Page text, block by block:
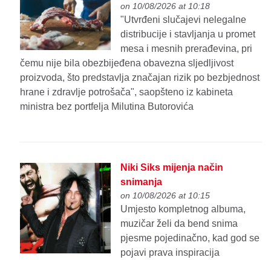
on 10/08/2026 at 10:18
"Utvrđeni slučajevi nelegalne
distribucije i stavljanja u promet
mesa i mesnih prerađevina, pri
čemu nije bila obezbijeđena obavezna sljedljivost
proizvoda, što predstavlja značajan rizik po bezbjednost
hrane i zdravlje potrošača", saopšteno iz kabineta
ministra bez portfelja Milutina Butorovića
Niki Siks mijenja način
snimanja
on 10/08/2026 at 10:15
Umjesto kompletnog albuma,
muzičar želi da bend snima
pjesme pojedinačno, kad god se
pojavi prava inspiracija